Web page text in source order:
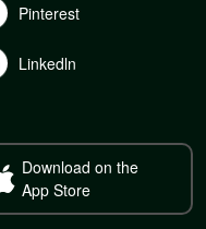
Pinterest
Linkedln
Download on the
App Store